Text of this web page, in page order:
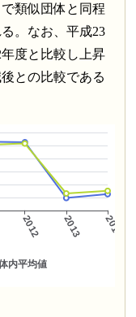
類似団体と同程
。なお、平成23
度と比較し上昇
との比較である